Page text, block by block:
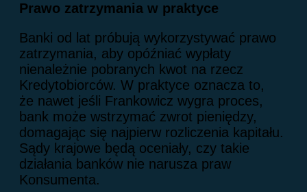
Prawo zatrzymania w praktyce
Banki od lat próbują wykorzystywać prawo
zatrzymania, aby opóźniać wypłaty
nienależnie pobranych kwot na rzecz
Kredytobiorców. W praktyce oznacza to,
że nawet jeśli Frankowicz wygra proces,
bank może wstrzymać zwrot pieniędzy,
domagając się najpierw rozliczenia kapitału.
Sądy krajowe będą oceniały, czy takie
działania banków nie narusza praw
Konsumenta.